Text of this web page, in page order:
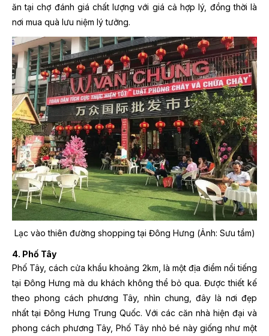
ăn tại chợ đánh giá chất lượng với giá cả hợp lý, đồng thời là
nơi mua quà lưu niệm lý tưởng.
Lạc vào thiên đường shopping tại Đông Hưng (Ảnh: Sưu tầm)
4. Phố Tây
Phố Tây, cách cửa khẩu khoảng 2km, là một địa điểm nổi tiếng
tại Đông Hưng mà du khách không thể bỏ qua. Được thiết kế
theo phong cách phương Tây, nhìn chung, đây là nơi đẹp
nhất tại Đông Hưng Trung Quốc. Với các căn nhà hiện đại và
phong cách phương Tây, Phố Tây nhỏ bé này giống như một